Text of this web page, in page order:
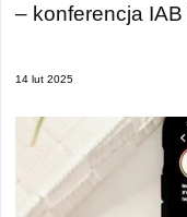
– konferencja
14 lut 2025